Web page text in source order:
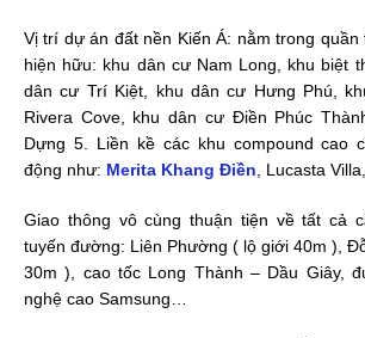
Vị trí dự án đất nền Kiến Á: nằm trong
hiện hữu: khu dân cư Nam Long, khu biệt
dân cư Trí Kiệt, khu dân cư Hưng Phú,
Rivera Cove, khu dân cư Điền Phúc
Dựng 5. Liền kề các khu compound cao
động như: Merita Khang Điền , Lucasta
Giao thông vô cùng thuận tiện về tất cả
tuyến đường: Liên Phường ( lộ giới 40m ),
30m ), cao tốc Long Thành – Dầu Giây,
nghệ cao Samsung…